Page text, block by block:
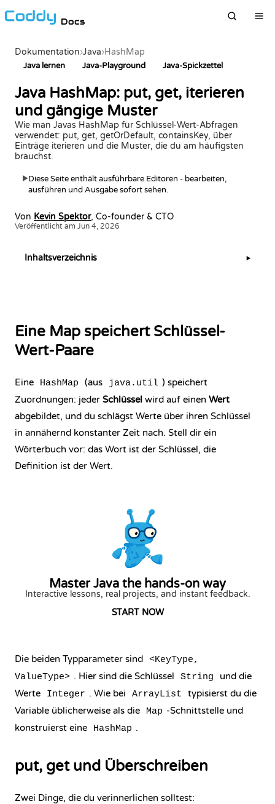
Docs
Dokumentation›Java›HashMap
Java lernen Java-Playground Java-Spickzettel
Java HashMap: put, get, iterieren
und gängige Muster
Wie man Javas HashMap für Schlüssel-Wert-Abfragen
verwendet: put, get, getOrDefault, containsKey, über
Einträge iterieren und die Muster, die du am häufigsten
brauchst.
▶Diese Seite enthält ausführbare Editoren - bearbeiten,
ausführen und Ausgabe sofort sehen.
Von Kevin Spektor, Co-founder & CTO
Veröffentlicht am Jun 4, 2026
Eine Map speichert Schlüssel-
Wert-Paare
Eine HashMap (aus java.util ) speichert
Zuordnungen: jeder Schlüssel wird auf einen Wert
abgebildet, und du schlägst Werte über ihren Schlüssel
in annähernd konstanter Zeit nach. Stell dir ein
Wörterbuch vor: das Wort ist der Schlüssel, die
Definition ist der Wert.
Master Java the hands-on way
Interactive lessons, real projects, and instant feedback.
START NOW
Die beiden Typparameter sind <KeyType,
ValueType> . Hier sind die Schlüssel String
und die
Werte
Integer . Wie bei ArrayList
typisierst du die
Variable üblicherweise als die
Map -Schnittstelle und
konstruierst eine
HashMap .
put, get und Überschreiben
Zwei Dinge, die du verinnerlichen solltest:
Inhaltsverzeichnis ▶